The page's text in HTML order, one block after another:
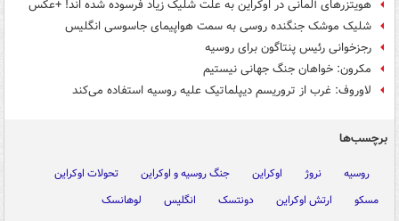
هویتزرهای آلمانی در اوکراین به علت شلیک زیاد فرسوده شده اند! +عکس
شلیک موشک جنگنده روسی به سمت هواپیمای جاسوسی انگلیس
رجزخوانی رئیس پنتاگون برای روسیه
مکرون: خواهان جنگ جهانی نیستیم
لاوروف: غرب از تروریسم دیپلماتیک علیه روسیه استفاده می‌کند
برچسب‌ها
روسیه نروژ اوکراین جنگ روسیه و اوکراین
تحولات اوکراین
مسکو
ارتش اوکراین دونتسک انگلیس لوهانسک